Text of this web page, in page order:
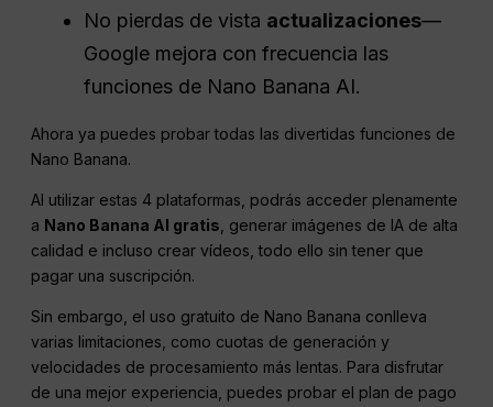
No pierdas de vista actualizaciones—
Google mejora con frecuencia las
funciones de Nano Banana AI.
Ahora ya puedes probar todas las divertidas funciones de
Nano Banana.
Al utilizar estas 4 plataformas, podrás acceder plenamente
a Nano Banana AI gratis , generar imágenes de IA de alta
calidad e incluso crear vídeos, todo ello sin tener que
pagar una suscripción.
Sin embargo, el uso gratuito de Nano Banana conlleva
varias limitaciones, como cuotas de generación y
velocidades de procesamiento más lentas. Para disfrutar
de una mejor experiencia, puedes probar el plan de pago